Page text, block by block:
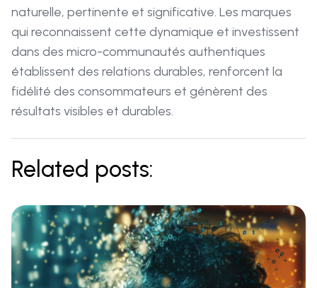
naturelle, pertinente et significative. Les marques
qui reconnaissent cette dynamique et investissent
dans des micro-communautés authentiques
établissent des relations durables, renforcent la
fidélité des consommateurs et génèrent des
résultats visibles et durables.
Related posts: